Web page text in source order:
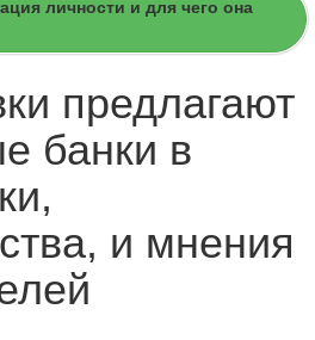
личности и для чего она
предлагают
банки в
и мнения